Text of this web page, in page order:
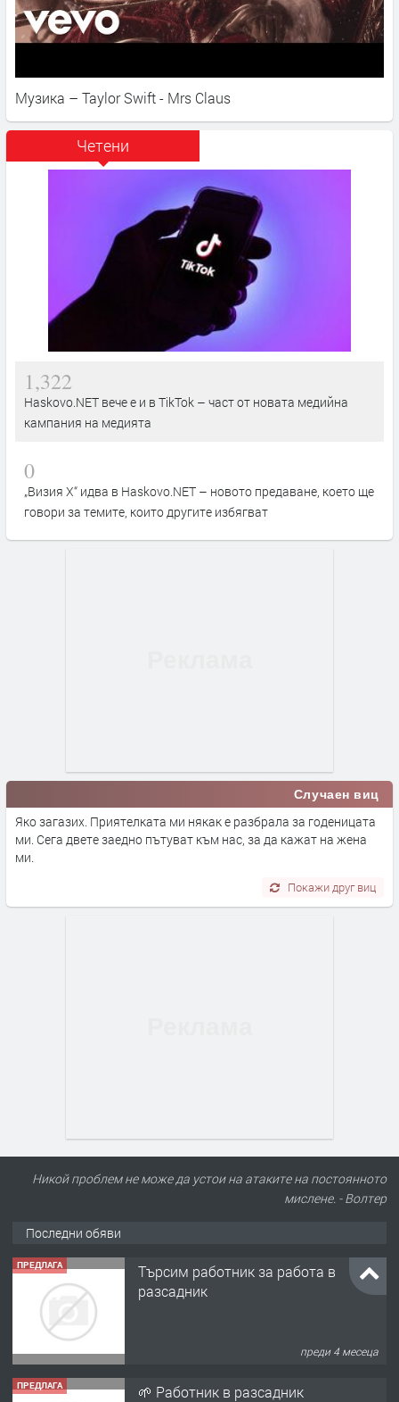
Музика – Taylor Swift - Mrs Claus
Четени
1,322
Haskovo.NET вече е и в TikTok – част от новата медийна
кампания на медията
0
„Визия Х“ идва в Haskovo.NET – новото предаване, което ще
говори за темите, които другите избягват
Случаен виц
Яко загазих. Приятелката ми някак е разбрала за годеницата
ми. Сега двете заедно пътуват към нас, за да кажат на жена
ми.
Покажи друг виц
Никой проблем не може да устои на атаките на постоянното
мислене. - Волтер
Последни обяви
ПРЕДЛАГА
Търсим работник за работа в
разсадник
преди 4 месеца
ПРЕДЛАГА 🌱 Работник в разсадник